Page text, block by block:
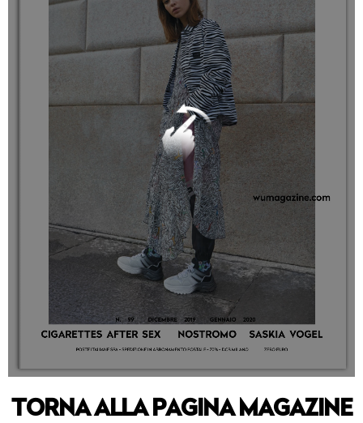
TORNA ALLA PAGINA MAGAZINE